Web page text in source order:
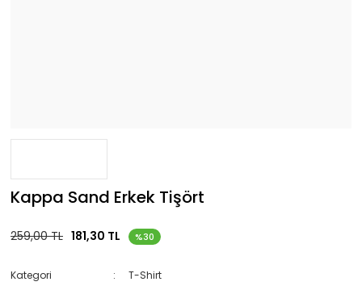
Kappa Sand Erkek Tişört
259,00 TL 181,30 TL %30
Kategori
T-Shirt